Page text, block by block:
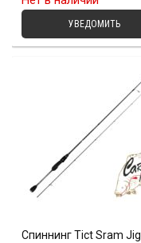
УВЕДОМИТЬ
Спиннинг Tict Sram Jig